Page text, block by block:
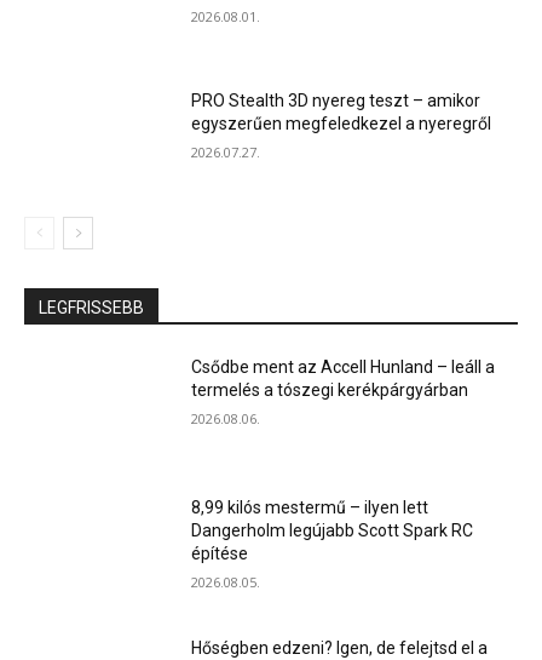
2026.08.01.
PRO Stealth 3D nyereg teszt – amikor
egyszerűen megfeledkezel a nyeregről
2026.07.27.
LEGFRISSEBB
Csődbe ment az Accell Hunland – leáll a
termelés a tószegi kerékpárgyárban
2026.08.06.
8,99 kilós mestermű – ilyen lett
Dangerholm legújabb Scott Spark RC
építése
2026.08.05.
Hőségben edzeni? Igen, de felejtsd el a